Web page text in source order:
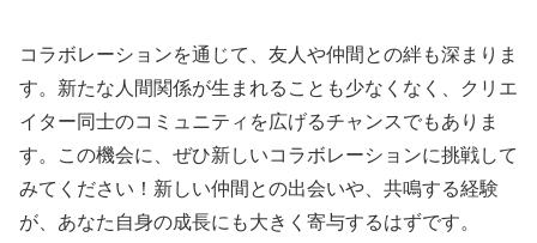
コラボレーションを通じて、友人や仲間との絆も深まりま
す。新たな人間関係が生まれることも少なくなく、クリエ
イター同士のコミュニティを広げるチャンスでもありま
す。この機会に、ぜひ新しいコラボレーションに挑戦して
みてください！新しい仲間との出会いや、共鳴する経験
が、あなた自身の成長にも大きく寄与するはずです。